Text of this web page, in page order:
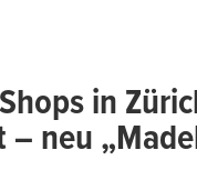
in
– neu